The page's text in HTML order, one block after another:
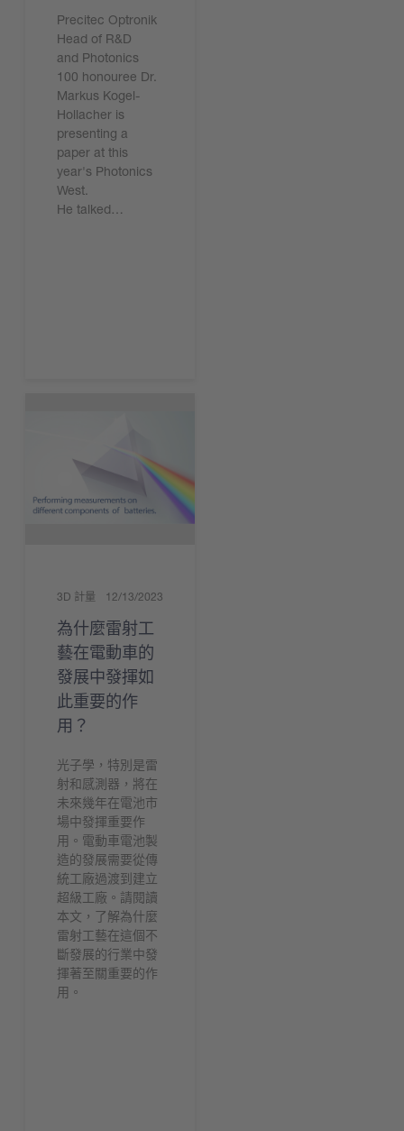
Precitec Optronik
Head of R&D
and Photonics
100 honouree Dr.
Markus Kogel-
Hollacher is
presenting a
paper at this
year's Photonics
West.
He talked…
3D 計量 12/13/2023
為什麼雷射工
藝在電動車的
發展中發揮如
此重要的作
用？
光子學，特別是雷
射和感測器，將在
未來幾年在電池市
場中發揮重要作
用。電動車電池製
造的發展需要從傳
統工廠過渡到建立
超級工廠。請閱讀
本文，了解為什麼
雷射工藝在這個不
斷發展的行業中發
揮著至關重要的作
用。